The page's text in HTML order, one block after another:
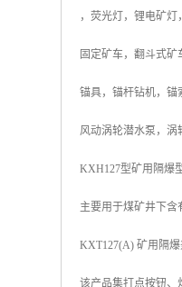
，荧光灯，锂电矿
固定矿车，翻斗式
锚具，锚杆钻机，锚
风动涡轮潜水泵，涡
KXH127型矿用隔爆
主要用于煤矿井下含
KXT127(A) 矿用隔
该产品集打点按钮、